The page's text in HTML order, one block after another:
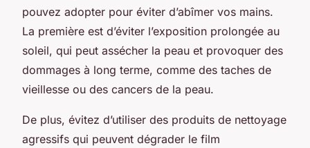
pouvez adopter pour éviter d’abîmer vos mains.
La première est d’éviter l’exposition prolongée au
soleil, qui peut assécher la peau et provoquer des
dommages à long terme, comme des taches de
vieillesse ou des cancers de la peau.
De plus, évitez d’utiliser des produits de nettoyage
agressifs qui peuvent dégrader le film